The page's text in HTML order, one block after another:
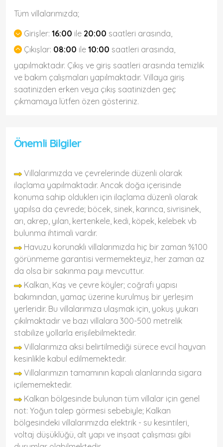
Tüm villalarımızda;
Girişler: 16:00 ile 20:00 saatleri arasında,
Çıkışlar: 08:00 ile 10:00 saatleri arasında,
yapılmaktadır. Çıkış ve giriş saatleri arasında temizlik
ve bakım çalışmaları yapılmaktadır. Villaya giriş
saatinizden erken veya çıkış saatinizden geç
çıkmamaya lütfen özen gösteriniz.
Önemli Bilgiler
Villalarımızda ve çevrelerinde düzenli olarak
ilaçlama yapılmaktadır. Ancak doğa içerisinde
konuma sahip olduklerı için ilaçlama düzenli olarak
yapılsa da çevrede; böcek, sinek, karınca, sivrisinek,
arı, akrep, yılan, kertenkele, kedi, köpek, kelebek vb
bulunma ihtimali vardır.
Havuzu korunaklı villalarımızda hiç bir zaman %100
görünmeme garantisi vermemekteyiz, her zaman az
da olsa bir sakınma payı mevcuttur.
Kalkan, Kaş ve çevre köyler; coğrafi yapısı
bakımından, yamaç üzerine kurulmuş bir yerleşim
yerleridir. Bu villalarımıza ulaşmak için, yokuş yukarı
çıkılmaktadır ve bazı villalara 300-500 metrelik
stabilize yollarla erişilebilmektedir.
Villalarımıza aksi belirtilmediği sürece evcil hayvan
kesinlikle kabul edilmemektedir.
Villalarımızın tamamının kapalı alanlarında sigara
içilememektedir.
Kalkan bölgesinde bulunan tüm villalar için genel
not: Yoğun talep görmesi sebebiyle; Kalkan
bölgesindeki villalarımızda elektrik - su kesintileri,
voltaj düşüklüğü, alt yapı ve inşaat çalışması gibi